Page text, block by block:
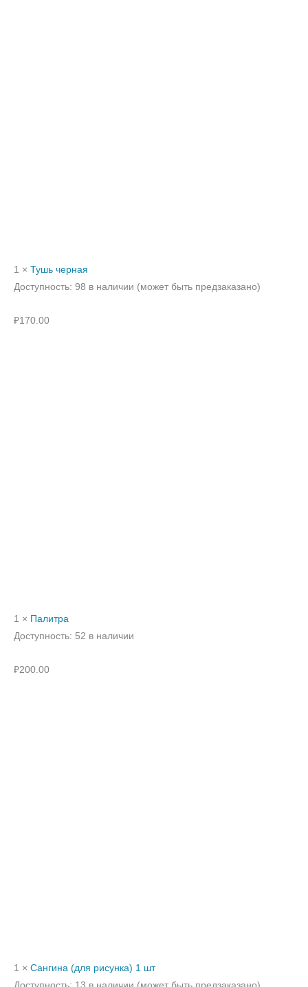
1 × Тушь черная
Доступность: 98 в наличии (может быть предзаказано)
₽170.00
1 × Палитра
Доступность: 52 в наличии
₽200.00
1 × Сангина (для рисунка) 1 шт